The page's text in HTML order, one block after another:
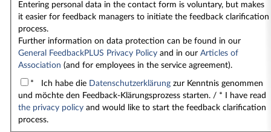
Entering personal data in the contact form is voluntary, but makes
it easier for feedback managers to initiate the feedback clarification
process.
Further information on data protection can be found in our
General FeedbackPLUS Privacy Policyand in our Articles of
Association (and for employees in the service agreement).
* Ich habe die Datenschutzerklärungzur Kenntnis genommen
und möchte den Feedback-Klärungsprozess starten. / * I have read
the privacy policyand would like to start the feedback clarification
process.